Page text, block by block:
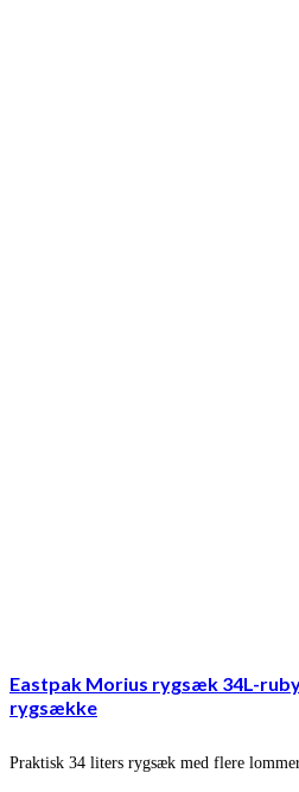
Eastpak Morius rygsæk 34L-
rygsække
Praktisk 34 liters rygsæk med flere